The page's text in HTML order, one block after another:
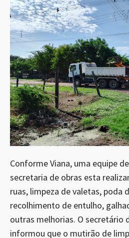
Conforme Viana, uma equipe
secretaria de obras esta
ruas, limpeza de valetas, poda
recolhimento de entulho,
outras melhorias. O secretário
informou que o mutirão de